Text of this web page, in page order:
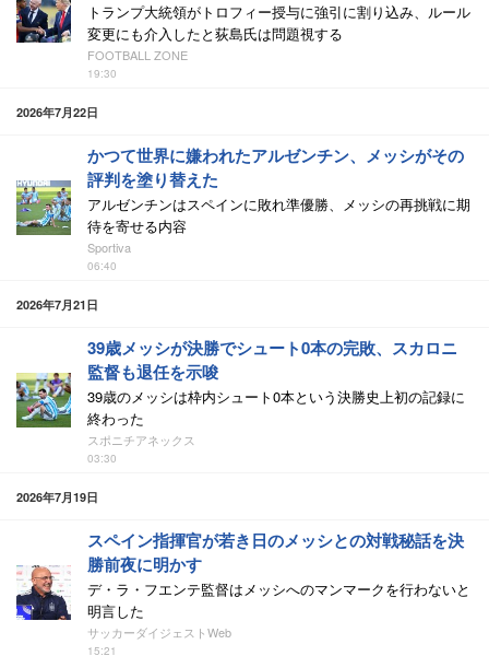
トランプ大統領がトロフィー授与に強引に割り込み、ルール
変更にも介入したと荻島氏は問題視する
FOOTBALL ZONE
19:30
2026年7月22日
かつて世界に嫌われたアルゼンチン、メッシがその
評判を塗り替えた
アルゼンチンはスペインに敗れ準優勝、メッシの再挑戦に期
待を寄せる内容
Sportiva
06:40
2026年7月21日
39歳メッシが決勝でシュート0本の完敗、スカロニ
監督も退任を示唆
39歳のメッシは枠内シュート0本という決勝史上初の記録に
終わった
スポニチアネックス
03:30
2026年7月19日
スペイン指揮官が若き日のメッシとの対戦秘話を決
勝前夜に明かす
デ・ラ・フエンテ監督はメッシへのマンマークを行わないと
明言した
サッカーダイジェストWeb
15:21